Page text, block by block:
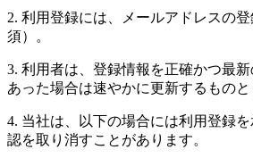
2. 利用登録には、メールアドレスの
須）。
3. 利用者は、登録情報を正確かつ最
あった場合は速やかに更新するものと
4. 当社は、以下の場合には利用登録
認を取り消すことがあります。